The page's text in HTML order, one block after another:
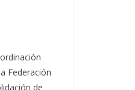
Federación
de